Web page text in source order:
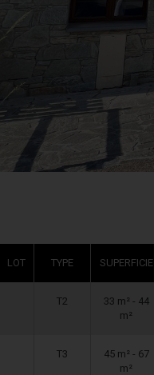
LOT TYPE SUPERFICIE
T2
33 m² - 44
m²
T3
45 m² - 67
m²